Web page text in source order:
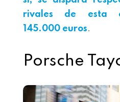
rivales de esta
145.000 euros.
Porsche